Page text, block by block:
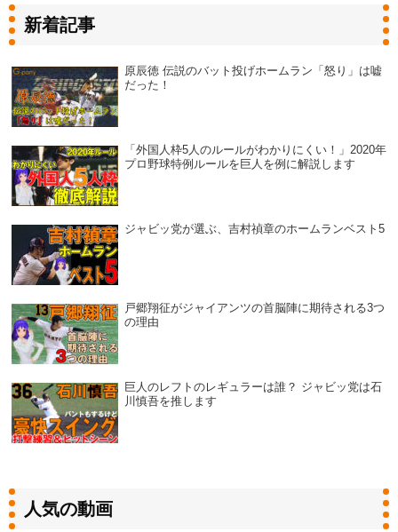
新着記事
原辰徳 伝説のバット投げホームラン「怒り」は嘘
だった！
「外国人枠5人のルールがわかりにくい！」2020年
プロ野球特例ルールを巨人を例に解説します
ジャビッ党が選ぶ、吉村禎章のホームランベスト5
戸郷翔征がジャイアンツの首脳陣に期待される3つ
の理由
巨人のレフトのレギュラーは誰？ ジャビッ党は石
川慎吾を推します
人気の動画